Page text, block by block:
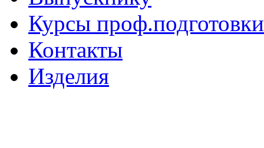
Курсы проф.подготовки
Контакты
Изделия